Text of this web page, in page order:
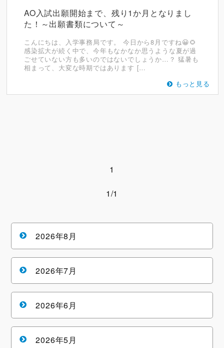
AO入試出願開始まで、残り1か月となりまし
た！～出願書類について～
こんにちは、入学事務局です。 今日から8月ですね😀🌻
感染拡大が続く中で、今年もなかなか思うような夏が過
ごせていない方も多いのではないでしょうか…？ 猛暑も
相まって、大変な時期ではあります […
もっと見る
1
1/1
2026年8月
2026年7月
2026年6月
2026年5月